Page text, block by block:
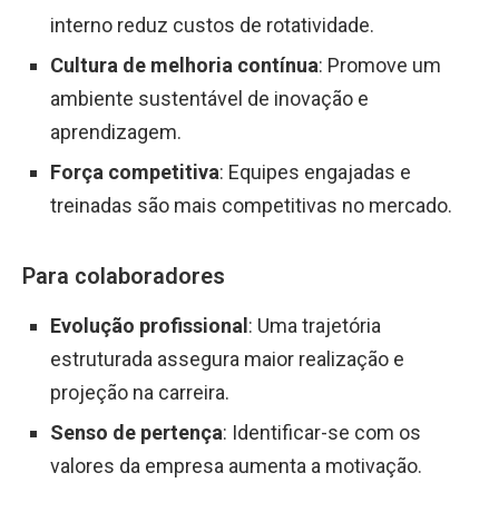
interno reduz custos de rotatividade.
Cultura de melhoria contínua: Promove um
ambiente sustentável de inovação e
aprendizagem.
Força competitiva: Equipes engajadas e
treinadas são mais competitivas no mercado.
Para colaboradores
Evolução profissional : Uma trajetória
estruturada assegura maior realização e
projeção na carreira.
Senso de pertença: Identificar-se com os
valores da empresa aumenta a motivação.